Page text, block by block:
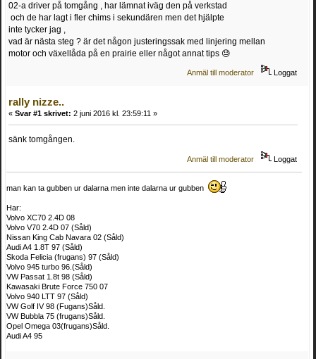
02-a driver på tomgång , har lämnat iväg den på verkstad
och de har lagt i fler chims i sekundären men det hjälpte
inte tycker jag ,
vad är nästa steg ? är det någon justeringssak med linjering mellan
motor och växellåda på en prairie eller något annat tips 😓
Anmäl till moderator Loggat
rally nizze..
« Svar #1 skrivet: 2 juni 2016 kl. 23:59:11 »
sänk tomgången.
Anmäl till moderator Loggat
man kan ta gubben ur dalarna men inte dalarna ur gubben
Har:
Volvo XC70 2.4D 08
Volvo V70 2.4D 07 (Såld)
Nissan King Cab Navara 02 (Såld)
Audi A4 1.8T 97 (Såld)
Skoda Felicia (frugans) 97 (Såld)
Volvo 945 turbo 96.(Såld)
VW Passat 1.8t 98 (Såld)
Kawasaki Brute Force 750 07
Volvo 940 LTT 97 (Såld)
VW Golf IV 98 (Fugans)Såld.
VW Bubbla 75 (frugans)Såld.
Opel Omega 03(frugans)Såld.
Audi A4 95